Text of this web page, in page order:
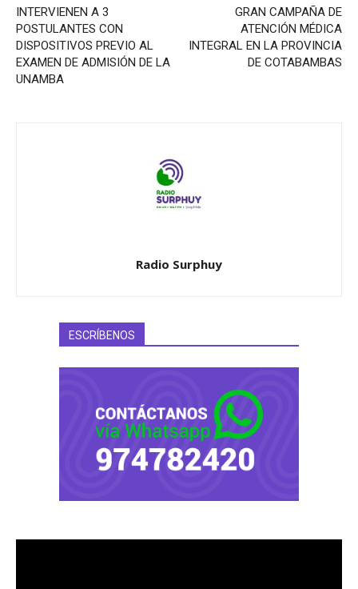
INTERVIENEN A 3
POSTULANTES CON
DISPOSITIVOS PREVIO AL
EXAMEN DE ADMISIÓN DE LA
UNAMBA
GRAN CAMPAÑA DE
ATENCIÓN MÉDICA
INTEGRAL EN LA PROVINCIA
DE COTABAMBAS
Radio Surphuy
ESCRÍBENOS